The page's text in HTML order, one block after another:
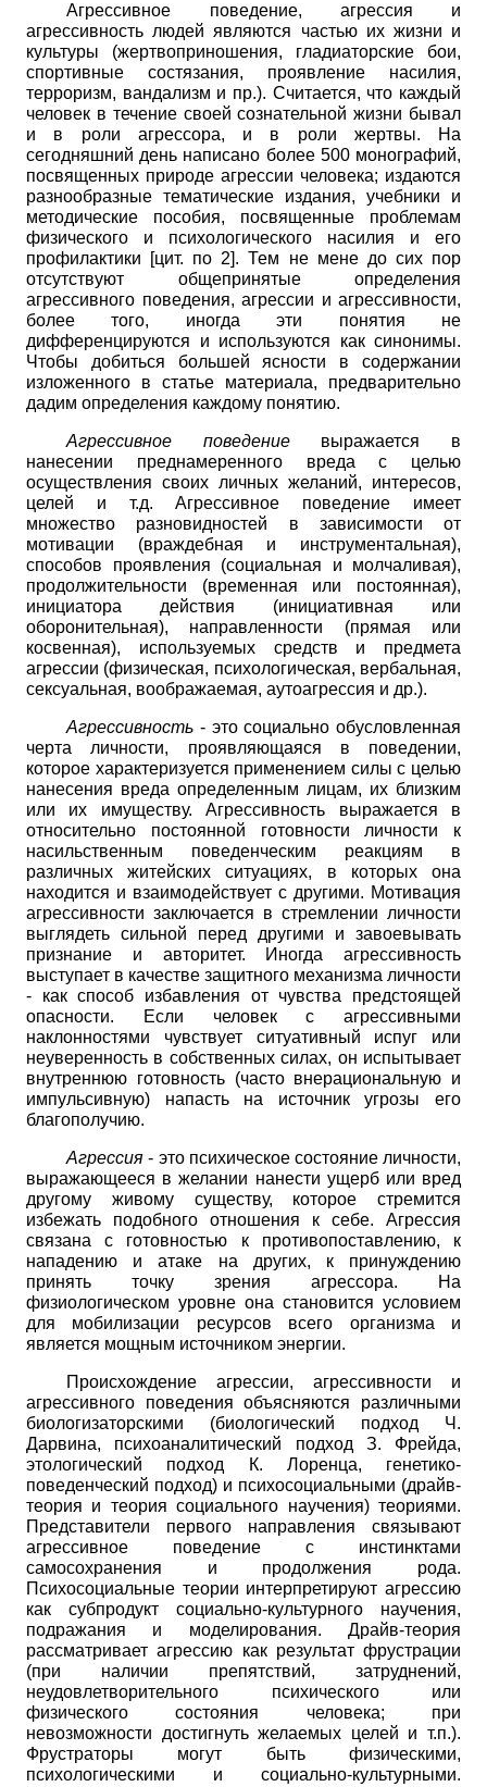
Агрессивное поведение, агрессия и
агрессивность людей являются частью их жизни и
культуры (жертвоприношения, гладиаторские бои,
спортивные состязания, проявление насилия,
терроризм, вандализм и пр.). Считается, что каждый
человек в течение своей сознательной жизни бывал
и в роли агрессора, и в роли жертвы. На
сегодняшний день написано более 500 монографий,
посвященных природе агрессии человека; издаются
разнообразные тематические издания, учебники и
методические пособия, посвященные проблемам
физического и психологического насилия и его
профилактики [цит. по 2]. Тем не мене до сих пор
отсутствуют общепринятые определения
агрессивного поведения, агрессии и агрессивности,
более того, иногда эти понятия не
дифференцируются и используются как синонимы.
Чтобы добиться большей ясности в содержании
изложенного в статье материала, предварительно
дадим определения каждому понятию.
Агрессивное поведениевыражается в
нанесении преднамеренного вреда с целью
осуществления своих личных желаний, интересов,
целей и т.д. Агрессивное поведение имеет
множество разновидностей в зависимости от
мотивации (враждебная и инструментальная),
способов проявления (социальная и молчаливая),
продолжительности (временная или постоянная),
инициатора действия (инициативная или
оборонительная), направленности (прямая или
косвенная), используемых средств и предмета
агрессии (физическая, психологическая, вербальная,
сексуальная, воображаемая, аутоагрессия и др.).
Агрессивность - это социально обусловленная
черта личности, проявляющаяся в поведении,
которое характеризуется применением силы с целью
нанесения вреда определенным лицам, их близким
или их имуществу. Агрессивность выражается в
относительно постоянной готовности личности к
насильственным поведенческим реакциям в
различных житейских ситуациях, в которых она
находится и взаимодействует с другими. Мотивация
агрессивности заключается в стремлении личности
выглядеть сильной перед другими и завоевывать
признание и авторитет. Иногда агрессивность
выступает в качестве защитного механизма личности
- как способ избавления от чувства предстоящей
опасности. Если человек с агрессивными
наклонностями чувствует ситуативный испуг или
неуверенность в собственных силах, он испытывает
внутреннюю готовность (часто внерациональную и
импульсивную) напасть на источник угрозы его
благополучию.
Агрессия - это психическое состояние личности,
выражающееся в желании нанести ущерб или вред
другому живому существу, которое стремится
избежать подобного отношения к себе. Агрессия
связана с готовностью к противопоставлению, к
нападению и атаке на других, к принуждению
принять точку зрения агрессора. На
физиологическом уровне она становится условием
для мобилизации ресурсов всего организма и
является мощным источником энергии.
Происхождение агрессии, агрессивности и
агрессивного поведения объясняются различными
биологизаторскими (биологический подход Ч.
Дарвина, психоаналитический подход З. Фрейда,
этологический подход К. Лоренца, генетико­
поведенческий подход) и психосоциальными (драйв-
теория и теория социального научения) теориями.
Представители первого направления связывают
агрессивное поведение с инстинктами
самосохранения и продолжения рода.
Психосоциальные теории интерпретируют агрессию
как субпродукт социально-культурного научения,
подражания и моделирования. Драйв-теория
рассматривает агрессию как результат фрустрации
(при наличии препятствий, затруднений,
неудовлетворительного психического или
физического состояния человека; при
невозможности достигнуть желаемых целей и т.п.).
Фрустраторы могут быть физическими,
психологическими и социально-культурными.